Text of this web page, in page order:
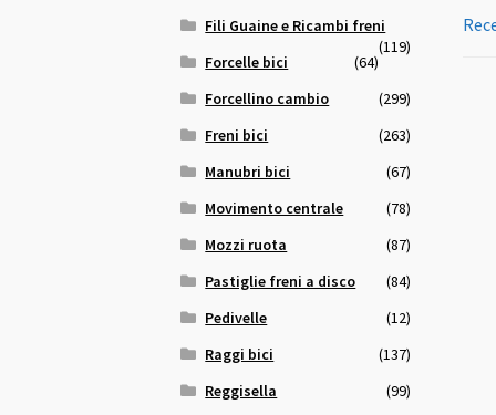
Fili Guaine e Ricambi freni
(119)
Forcelle bici
(64)
Forcellino cambio
(299)
Freni bici
(263)
Manubri bici
(67)
Movimento centrale
(78)
Mozzi ruota
(87)
Pastiglie freni a disco
(84)
Pedivelle
(12)
Raggi bici
(137)
Reggisella
(99)